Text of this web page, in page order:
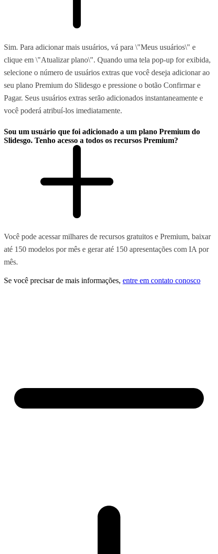
Sim. Para adicionar mais usuários, vá para \"Meus usuários\" e
clique em \"Atualizar plano\". Quando uma tela pop-up for exibida,
selecione o número de usuários extras que você deseja adicionar ao
seu plano Premium do Slidesgo e pressione o botão Confirmar e
Pagar. Seus usuários extras serão adicionados instantaneamente e
você poderá atribuí-los imediatamente.
Sou um usuário que foi adicionado a um plano Premium do
Slidesgo. Tenho acesso a todos os recursos Premium?
Você pode acessar milhares de recursos gratuitos e Premium, baixar
até 150 modelos por mês e gerar até 150 apresentações com IA por
mês.
Se você precisar de mais informações, entre em contato conosco